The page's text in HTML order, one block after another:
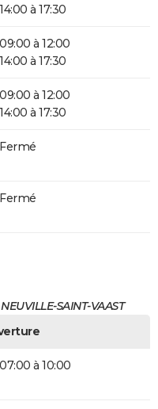
14:00 à 17:30
09:00 à 12:00
14:00 à 17:30
09:00 à 12:00
14:00 à 17:30
Fermé
Fermé
SAINT-VAAST
07:00 à 10:00